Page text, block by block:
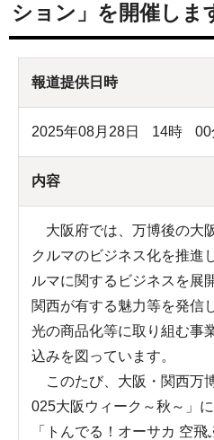
ション」を開催しま
報道提供日時
2025年08月28日 14時 00
内容
大阪府では、万博後の大
クルマのビジネス化を推進
ルマに関するビジネスを展
関西が有する魅力等を発信
光の商品化等に取り組む事
込みを図っています。
このたび、大阪・関西万
025大阪ウィーク～秋～」
「トんでる！オーサカ 空